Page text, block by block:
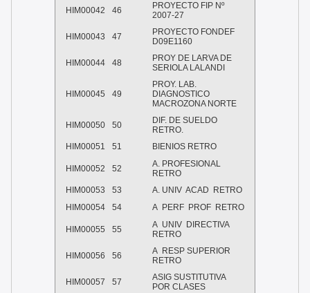
HIM00042 46
PROYECTO FIP Nº
2007-27
HIM00043 47
PROYECTO FONDEF
D09E1160
HIM00044 48
PROY DE LARVA DE
SERIOLA LALANDI
HIM00045 49
PROY. LAB.
DIAGNOSTICO
MACROZONA NORTE
HIM00050 50
DIF. DE SUELDO
RETRO.
HIM00051
51 BIENIOS RETRO
HIM00052 52
A. PROFESIONAL
RETRO
HIM00053
53 A. UNIV ACAD
RETRO
HIM00054
54 A PERF PROF RETRO
HIM00055 55 A UNIV DIRECTIVA
RETRO
HIM00056 56 A RESP SUPERIOR
RETRO
HIM00057 57
ASIG SUSTITUTIVA
POR CLASES